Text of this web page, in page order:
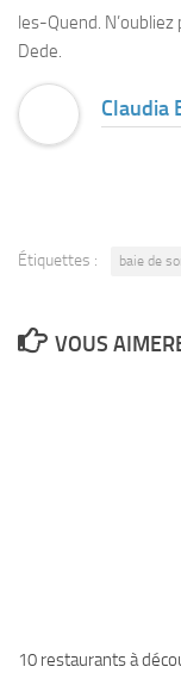
les-Quend.
Dede.
Claudia
Étiquettes : baie de
VOUS
10 restaurants à